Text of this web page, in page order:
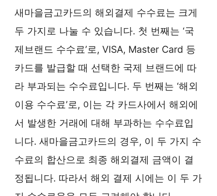
새마을금고카드의 해외결제 수수료는 크게
두 가지로 나눌 수 있습니다. 첫 번째는 ‘국
제브랜드 수수료’로, VISA, Master Card 등
카드를 발급할 때 선택한 국제 브랜드에 따
라 부과되는 수수료입니다. 두 번째는 ‘해외
이용 수수료’로, 이는 각 카드사에서 해외에
서 발생한 거래에 대해 부과하는 수수료입
니다. 새마을금고카드의 경우, 이 두 가지 수
수료의 합산으로 최종 해외결제 금액이 결
정됩니다. 따라서 해외 결제 시에는 이 두 가